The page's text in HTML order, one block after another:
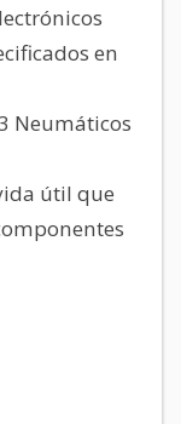
en
Neumáticos
útil que